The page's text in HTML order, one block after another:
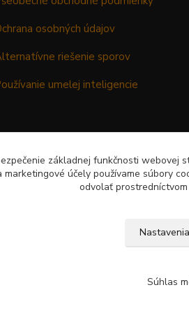
osobných údajov
riešenie sporov
umelej inteligencie
základnej funkčnosti webovej
marketingové účely používame súbory
odvolať
Nastavenia
Súhlas